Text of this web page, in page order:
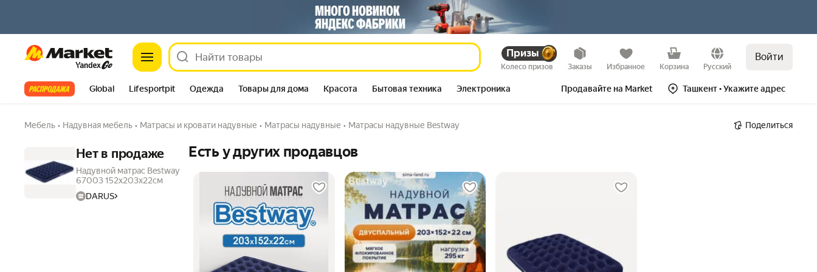
Market Призы
Колесо призов Заказы Избранное Корзина Русский
Войти
Все хиты Global Lifesportpit Одежда Товары для дома Красота Бытовая техника Электроника Продавайте на Market Ташкент• Укажите адрес
Мебель • Надувная мебель • Матрасы и кровати надувные • Матрасы надувные • Матрасы надувные Bestway Поделиться
Нет в продаже
Надувной матрас Bestway
67003 152х203х22см
DARUS
Есть у других продавцов